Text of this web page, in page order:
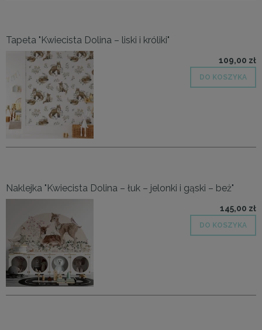
Tapeta "Kwiecista Dolina – liski i króliki"
109,00 zł
DO KOSZYKA
Naklejka "Kwiecista Dolina – łuk – jelonki i gąski – beż"
145,00 zł
DO KOSZYKA